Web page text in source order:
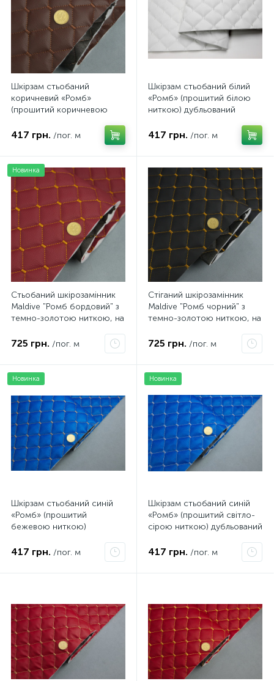
Шкірзам стьобаний
коричневий «Ромб»
(прошитий коричневою
синтепоном і флізеліном,
417 грн. /пог. м
Шкірзам стьобаний білий
«Ромб» (прошитий білою
ниткою) дубльований
ширина 1,35м
417 грн. /пог. м
Новинка
Стьобаний шкірозамінник
Maldive "Ромб бордовий" з
темно-золотою ниткою, на
ширина 1,35м Туреччина
725 грн. /пог. м
Стіганий шкірозамінник
Maldive "Ромб чорний" з
темно-золотою ниткою, на
ширина 1,35м Туреччина
725 грн. /пог. м
Новинка
Шкірзам стьобаний синій
«Ромб» (прошитий
бежевою ниткою)
флізеліном, ширина 135см
417 грн. /пог. м
Новинка
Шкірзам стьобаний синій
«Ромб» (прошитий світло-
сірою ниткою) дубльований
ширина 135см
417 грн. /пог. м